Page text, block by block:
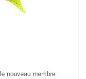
nouveau membre